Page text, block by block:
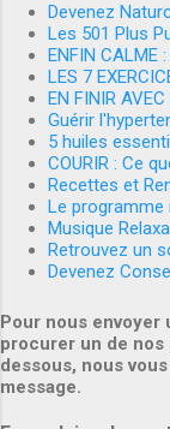
Devenez
Les 501 Plus
ENFIN CALME
LES 7
EN FINIR
Guérir
5 huiles
COURIR : Ce
Recettes et
Le programme
Musique
Retrouvez un
Devenez
Pour nous envoyer
procurer un de
dessous, nous
message.